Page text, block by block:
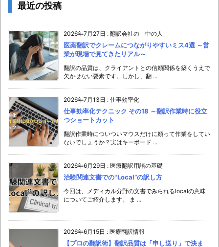
最近の投稿
2026年7月27日 : 翻訳会社の「中の人」
医薬翻訳でクレームにつながりやすいミス4選 ～営
業が現場で見てきたリアル～
翻訳の品質は、クライアントとの信頼関係を築くうえで
欠かせない要素です。しかし、翻 ...
2026年7月13日 : 仕事効率化
仕事効率化テクニック その18 ～翻訳作業時に役立
つショートカット
翻訳作業時についついマウスだけに頼って作業をしてい
ないでしょうか？実はキーボード ...
2026年6月29日 : 医療翻訳用語の基礎
治験関連文書での‟Local”の訳し方
今回は、メディカル分野の文書でみられるlocalの意味
についてご紹介します。 ま ...
2026年6月15日 : 医療翻訳情報
【プロの翻訳術】翻訳品質は「申し送り」で決ま